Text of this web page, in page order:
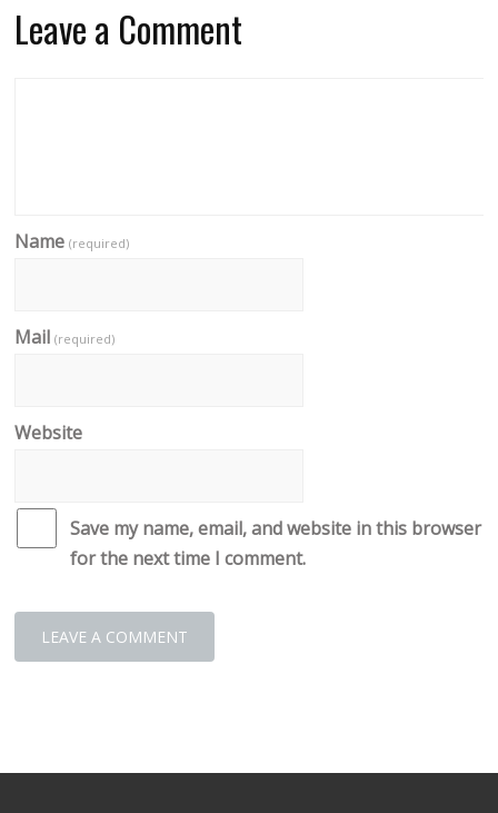
Leave a Comment
Name(required)
Mail(required)
Website
Save my name, email, and website in this browser
for the next time I comment.